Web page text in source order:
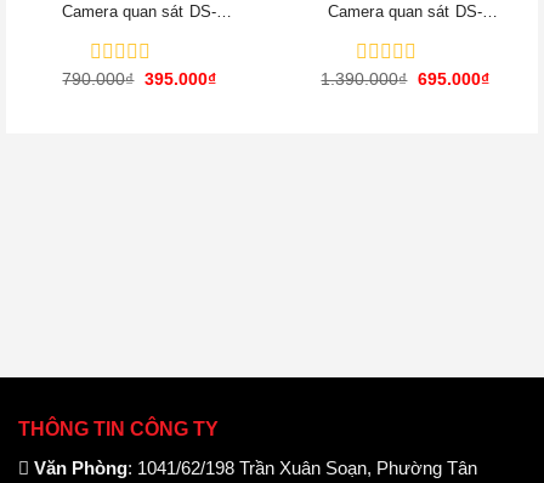
Camera quan sát DS-
Được
790.000₫ Giá
395.000₫Giá
Camera quan sát DS-
Được
1.390.000₫ Giá
695.000₫Giá
THÔNG TIN CÔNG TY
Văn Phòng: 1041/62/198 Trần Xuân Soạn, Phường Tân